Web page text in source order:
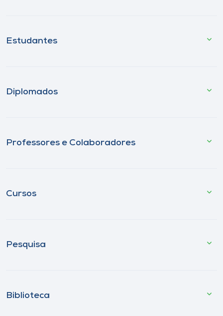
Estudantes
Diplomados
Professores e Colaboradores
Cursos
Pesquisa
Biblioteca